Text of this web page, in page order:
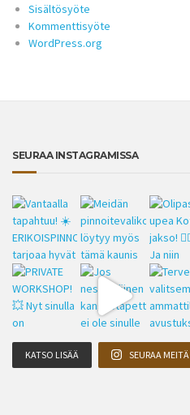
Sisältösyöte
Kommenttisyöte
WordPress.org
SEURAA INSTAGRAMISSA
KATSO LISÄÄ SEURAA MEITÄ